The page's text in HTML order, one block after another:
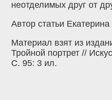
неотделимых друг от
Автор статьи Екатерина
Материал взят из
Тройной портрет //
С. 95: 3 ил.